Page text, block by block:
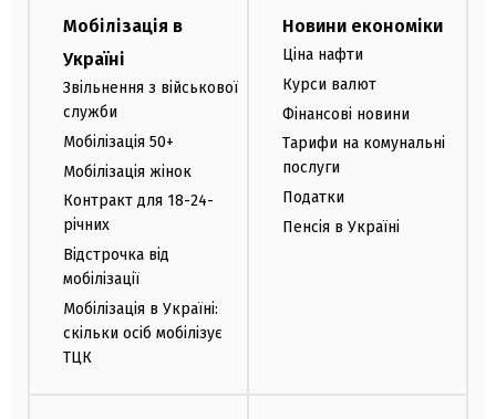
Мобілізація в
Україні
Звільнення з військової
служби
Мобілізація 50+
Мобілізація жінок
Контракт для 18-24-
річних
Відстрочка від
мобілізації
Мобілізація в Україні:
скільки осіб мобілізує
ТЦК
Новини економіки
Ціна нафти
Курси валют
Фінансові новини
Тарифи на комунальні
послуги
Податки
Пенсія в Україні